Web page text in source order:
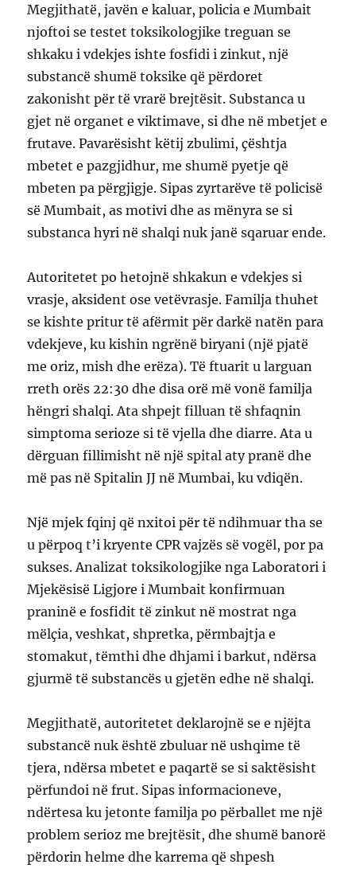
Megjithatë, javën e kaluar, policia e Mumbait
njoftoi se testet toksikologjike treguan se
shkaku i vdekjes ishte fosfidi i zinkut, një
substancë shumë toksike që përdoret
zakonisht për të vrarë brejtësit. Substanca u
gjet në organet e viktimave, si dhe në mbetjet e
frutave. Pavarësisht këtij zbulimi, çështja
mbetet e pazgjidhur, me shumë pyetje që
mbeten pa përgjigje. Sipas zyrtarëve të policisë
së Mumbait, as motivi dhe as mënyra se si
substanca hyri në shalqi nuk janë sqaruar ende.
Autoritetet po hetojnë shkakun e vdekjes si
vrasje, aksident ose vetëvrasje. Familja thuhet
se kishte pritur të afërmit për darkë natën para
vdekjeve, ku kishin ngrënë biryani (një pjatë
me oriz, mish dhe erëza). Të ftuarit u larguan
rreth orës 22:30 dhe disa orë më vonë familja
hëngri shalqi. Ata shpejt filluan të shfaqnin
simptoma serioze si të vjella dhe diarre. Ata u
dërguan fillimisht në një spital aty pranë dhe
më pas në Spitalin JJ në Mumbai, ku vdiqën.
Një mjek fqinj që nxitoi për të ndihmuar tha se
u përpoq t’i kryente CPR vajzës së vogël, por pa
sukses. Analizat toksikologjike nga Laboratori i
Mjekësisë Ligjore i Mumbait konfirmuan
praninë e fosfidit të zinkut në mostrat nga
mëlçia, veshkat, shpretka, përmbajtja e
stomakut, tëmthi dhe dhjami i barkut, ndërsa
gjurmë të substancës u gjetën edhe në shalqi.
Megjithatë, autoritetet deklarojnë se e njëjta
substancë nuk është zbuluar në ushqime të
tjera, ndërsa mbetet e paqartë se si saktësisht
përfundoi në frut. Sipas informacioneve,
ndërtesa ku jetonte familja po përballet me një
problem serioz me brejtësit, dhe shumë banorë
përdorin helme dhe karrema që shpesh